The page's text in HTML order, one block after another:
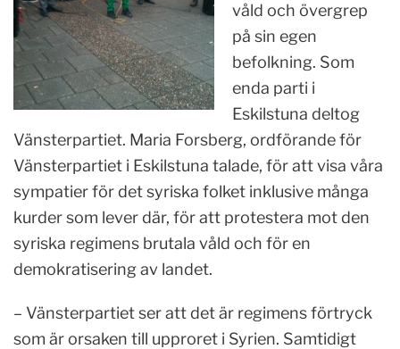
våld och övergrep
på sin egen
befolkning. Som
enda parti i
Eskilstuna deltog
Vänsterpartiet. Maria Forsberg, ordförande för
Vänsterpartiet i Eskilstuna talade, för att visa våra
sympatier för det syriska folket inklusive många
kurder som lever där, för att protestera mot den
syriska regimens brutala våld och för en
demokratisering av landet.
– Vänsterpartiet ser att det är regimens förtryck
som är orsaken till upproret i Syrien. Samtidigt